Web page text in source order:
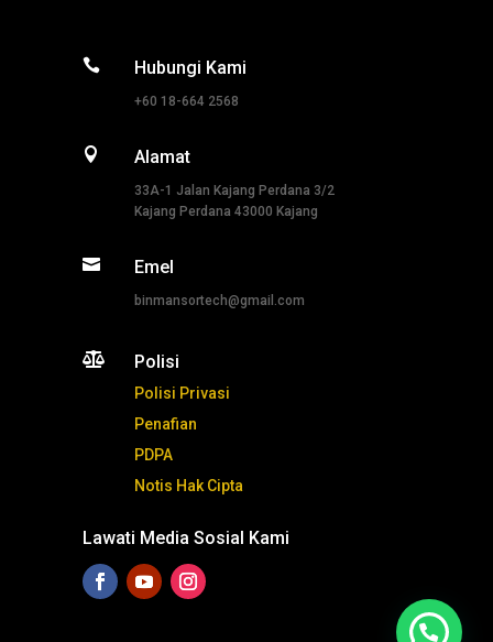
 Hubungi Kami
+60 18-664 2568
 Alamat
33A-1 Jalan Kajang Perdana 3/2
Kajang Perdana 43000 Kajang
 Emel
binmansortech@gmail.com
 Polisi
Polisi Privasi
Penafian
PDPA
Notis Hak Cipta
Lawati Media Sosial Kami